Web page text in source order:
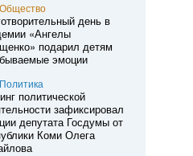
Общество
день в
«Ангелы
подарил детям
эмоции
Политика
политической
зафиксировал
депутата Госдумы от
Коми Олега